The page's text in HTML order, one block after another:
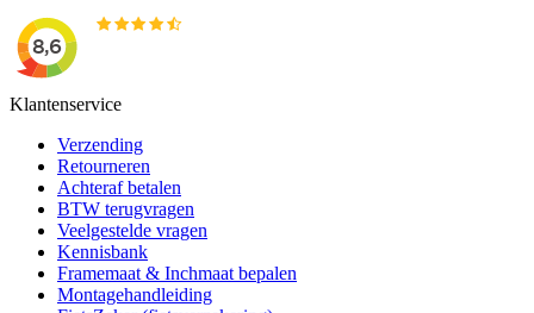
Klantenservice
Verzending
Retourneren
Achteraf betalen
BTW terugvragen
Veelgestelde vragen
Kennisbank
Framemaat & Inchmaat bepalen
Montagehandleiding